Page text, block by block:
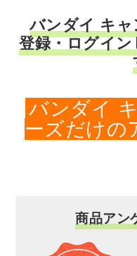
バンダイ キ
登録・ログイ
バンダイ
ーズだけの
商品アン